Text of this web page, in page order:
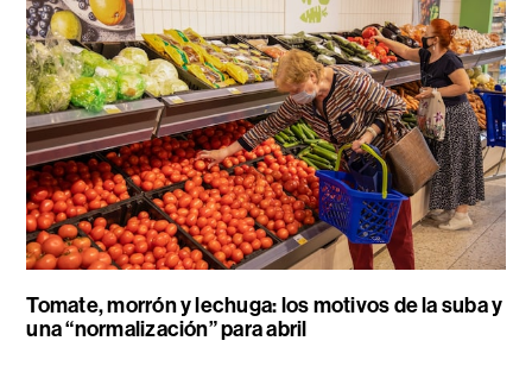
Tomate, morrón y lechuga: los motivos de la suba y
una “normalización” para abril